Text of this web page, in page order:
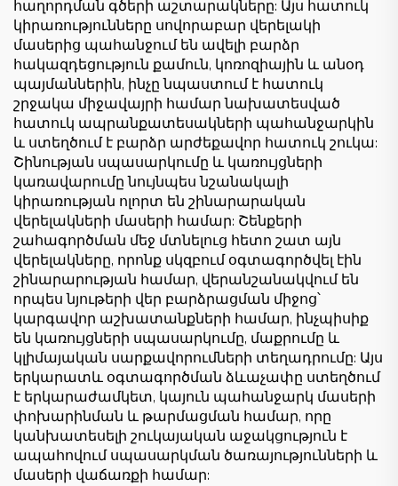
հաղորդման գծերի աշտարակները: Այս հատուկ
կիրառությունները սովորաբար վերելակի
մասերից պահանջում են ավելի բարձր
հակազդեցություն քամուն, կոռոզիային և անօդ
պայմաններին, ինչը նպաստում է հատուկ
շրջակա միջավայրի համար նախատեսված
հատուկ ապրանքատեսակների պահանջարկին
և ստեղծում է բարձր արժեքավոր հատուկ շուկա:
Շինության սպասարկումը և կառույցների
կառավարումը նույնպես նշանակալի
կիրառության ոլորտ են շինարարական
վերելակների մասերի համար: Շենքերի
շահագործման մեջ մտնելուց հետո շատ այն
վերելակները, որոնք սկզբում օգտագործվել էին
շինարարության համար, վերանշանակվում են
որպես նյութերի վեր բարձրացման միջոց՝
կարգավոր աշխատանքների համար, ինչպիսիք
են կառույցների սպասարկումը, մաքրումը և
կլիմայական սարքավորումների տեղադրումը: Այս
երկարատև օգտագործման ձևաչափը ստեղծում
է երկարաժամկետ, կայուն պահանջարկ մասերի
փոխարինման և թարմացման համար, որը
կանխատեսելի շուկայական աջակցություն է
ապահովում սպասարկման ծառայությունների և
մասերի վաճառքի համար: